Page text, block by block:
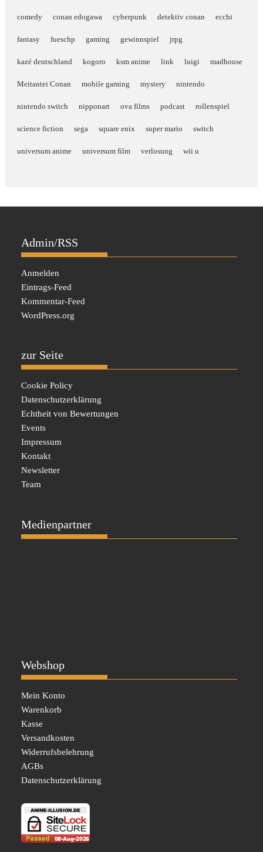
comedy conan edogawa cyberpunk detektiv conan ecchi
fantasy fueschp gaming gewinnspiel jrpg
kazé deutschland kogoro ksm anime link luigi madhouse
Meitantei Conan mobile gaming mystery nintendo
nintendo switch nipponart ova films podcast rollenspiel
science fiction sega square enix super mario switch
universum anime universum film verlosung wii u
Admin/RSS
Anmelden
Eintrags-Feed
Kommentar-Feed
WordPress.org
zur Seite
Cookie Policy
Datenschutzerklärung
Echtheit von Bewertungen
Events
Impressum
Kontakt
Newsletter
Team
Medienpartner
Webshop
Mein Konto
Warenkorb
Kasse
Versandkosten
Widerrufsbelehrung
AGBs
Datenschutzerklärung